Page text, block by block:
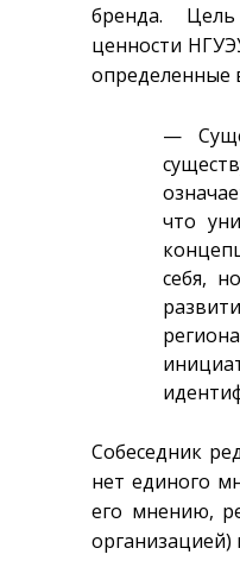
бренда. Цель
ценности
определенные
—
что
себя,
Собеседник
нет единого
его мнению,